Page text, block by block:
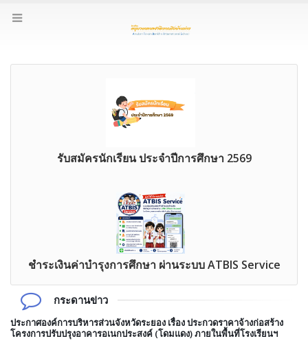
รับสมัครนักเรียน ประจำปีการศึกษา 2569
ชำระเงินค่าบำรุงการศึกษา ผ่านระบบ ATBIS Service
กระดานข่าว
ประกาศองค์การบริหารส่วนจังหวัดระยอง เรื่อง ประกวดราคาจ้างก่อสร้าง
โครงการปรับปรุงอาคารอเนกประสงค์ (โดมแดง) ภายในพื้นที่โรงเรียนฯ